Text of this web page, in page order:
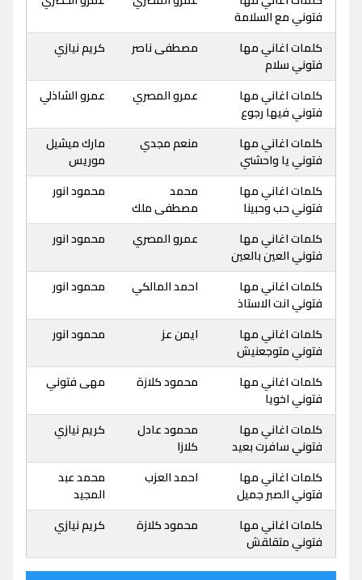
فتوني مع السلامة
كلمات اغاني مها
فتوني سلام
مصطفى ناصر كريم نيازي
كلمات اغاني مها
فتوني فيها رجوع
عمرو المصري عمرو الشاذلي
كلمات اغاني مها
فتوني يا واحشني
منعم مجدي
مارك ميشيل
موريس
كلمات اغاني مها
فتوني حب وحبينا
محمد
مصطفى ملك
محمود انور
كلمات اغاني مها
فتوني العين بالعين
عمرو المصري محمود انور
كلمات اغاني مها
فتوني انت الاستاذ
احمد المالكي محمود انور
كلمات اغاني مها
فتوني متوجعنيش
ايمن عز محمود انور
كلمات اغاني مها
فتوني اخويا
محمود كلازة مهى فتوني
كلمات اغاني مها
فتوني سافرت بعيد
محمود عادل
كلازا
كريم نيازي
كلمات اغاني مها
فتوني الصبر جميل
احمد العزب
محمد عبد
المجيد
كلمات اغاني مها
فتوني متقلقش
محمود كلازة كريم نيازي